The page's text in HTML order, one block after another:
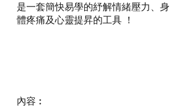
是一套簡快易學的紓解情緒壓力、身
體疼痛及心靈提昇的工具 ！
內容︰